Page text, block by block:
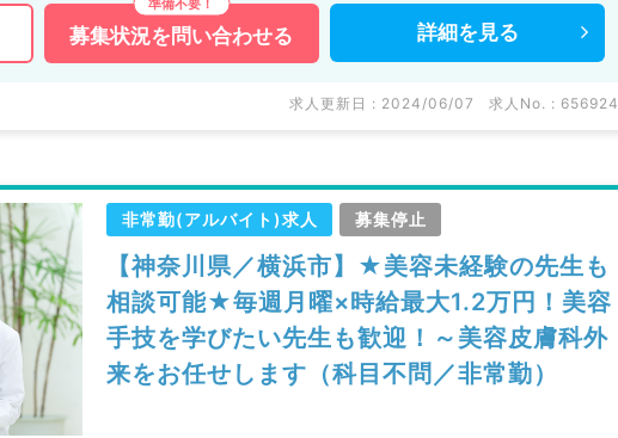
募集状況を 問い合わせる 詳細を 見る
求人更新日 : 2024/06/07 求人No. : 656924
非常勤(アルバイト)求人 募集停止
【神奈川県／横浜市】★美容未経験の先生も
相談可能★毎週月曜×時給最大1.2万円！美容
手技を学びたい先生も歓迎！～美容皮膚科外
来をお任せします（科目不問／非常勤）